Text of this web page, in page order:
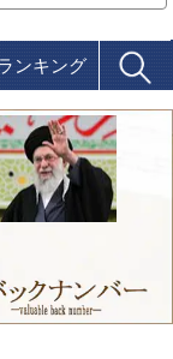
ンキング